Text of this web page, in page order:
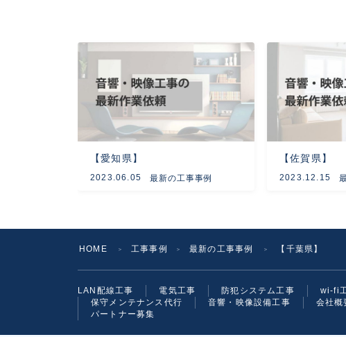
【愛知県】
2023.06.05 最新の工事事例
【佐賀県】
2023.12.15
HOME ＞ 工事事例 ＞ 最新の工事事例 ＞ 【千葉県】
LAN配線工事 電気工事 防犯システム工事 wi-fi
保守メンテナンス代行
音響・映像設備工事 会社概
パートナー募集